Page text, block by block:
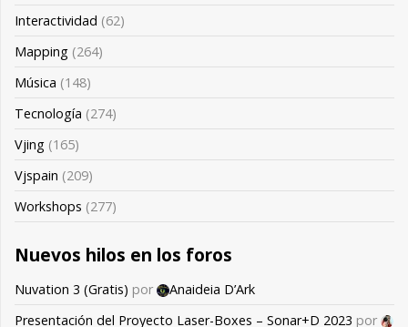
Interactividad (62)
Mapping (264)
Música (148)
Tecnología (274)
Vjing (165)
Vjspain (209)
Workshops (277)
Nuevos hilos en los foros
Nuvation 3 (Gratis) por
Anaideia D’Ark
Presentación del Proyecto Laser-Boxes – Sonar+D 2023 por